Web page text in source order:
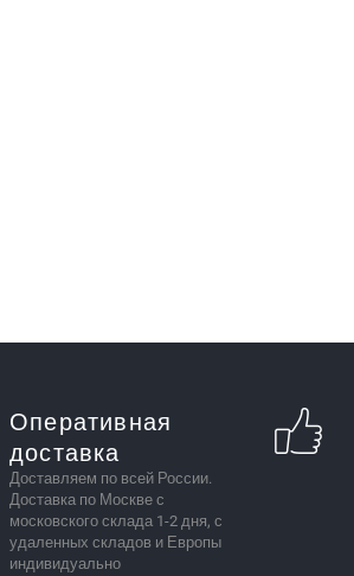
Оперативная
доставка
Доставляем по всей России.
Доставка по Москве с
московского склада 1-2 дня, с
удаленных складов и Европы
индивидуально